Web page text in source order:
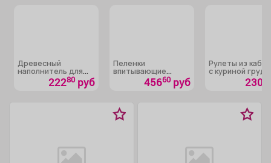
Древесный
наполнитель для
лотков «Лапки в
порядке»22280 руб
Пеленки
впитывающие
«Медлил» эконом
45660 руб
Рулеты из
с куриной
230